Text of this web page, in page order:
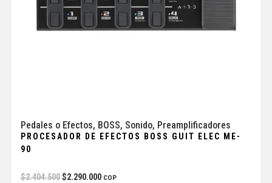
Pedales o Efectos, BOSS, Sonido, Preamplificadores
PROCESADOR DE EFECTOS BOSS GUIT ELEC ME-
90
$2.404.500 $2.290.000 COP